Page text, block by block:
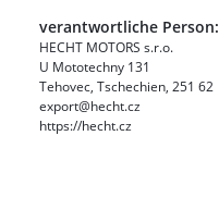
verantwortliche Person:
HECHT MOTORS s.r.o.
U Mototechny 131
Tehovec, Tschechien, 251 62
export@hecht.cz
https://hecht.cz